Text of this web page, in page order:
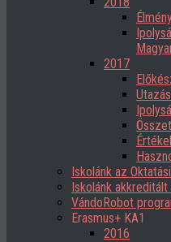
2017
Iskolánk az
Iskolánk
VándoRobot
Erasmus+ KA1
2016